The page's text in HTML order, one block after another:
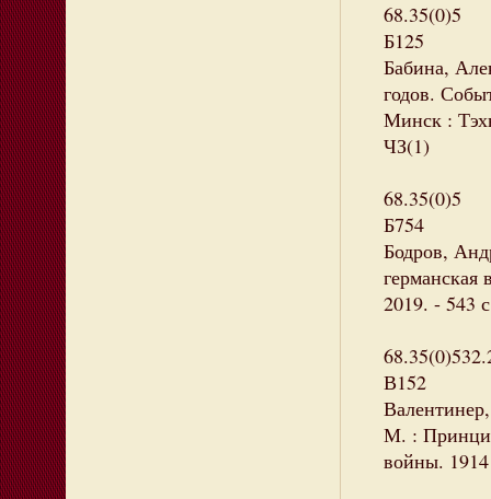
68.35(0)5
Б125
Бабина,
годов.
Минск :
ЧЗ(1)
68.35(0)5
Б754
Бодров,
2019. - 543
В152
М. :
войны.